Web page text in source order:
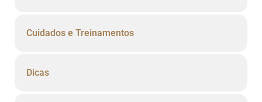
Cuidados e Treinamentos
Dicas